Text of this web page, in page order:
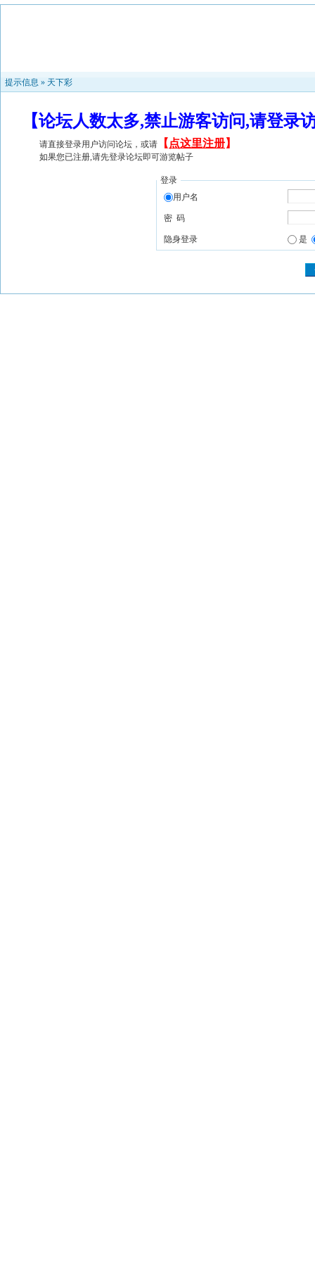
提示信息 » 天下彩
【论坛人数太多,禁止游客访问,请登
请直接登录用户访问论坛，或请 【 点这里注册】
如果您已注册,请先登录论坛即可游览帖子
登录
用户名
密 码
隐身登录 是